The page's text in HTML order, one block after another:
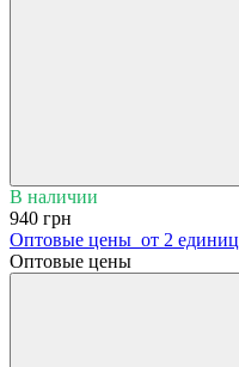
В наличии
940 грн
Оптовые цены от 2 единиц
Оптовые цены